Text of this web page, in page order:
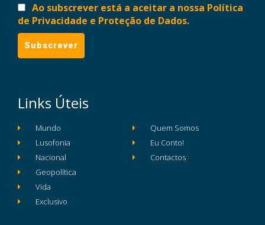
Links Úteis
Mundo
Lusofonia
Nacional
Geopolítica
Vida
Exclusivo
Quem Somos
Eu Conto!
Contactos
Ao subscrever está a aceitar a nossa Política
de Privacidade e Proteção de Dados.